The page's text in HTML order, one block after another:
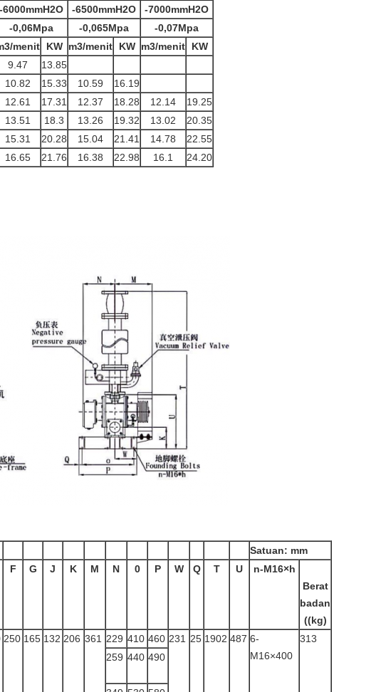
-6000mmH2O -6500mmH2O
-7000mmH2O
-0,06Mpa -0,065Mpa
-0,07Mpa
menit KW m3/menit KW m3/menit
KW
9.47
13.85
10.82 15.33 10.59
16.19
12.61 17.31 12.37 18.28 12.14
19.25
13.51 18.3 13.26 19.32 13.02
20.35
15.31 20.28 15.04 21.41 14.78
22.55
16.65 21.76 16.38 22.98 16.1 24.20
Satuan: mm
F G J K M N 0 P W Q T U
n-M16×h
Berat
badan
((kg)
250 165 132 206 361 229 410 460 231 25 1902 487 6-
M16×400
313
259 440 490